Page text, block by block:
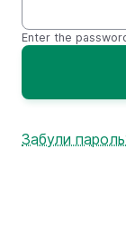
Enter the
Забули